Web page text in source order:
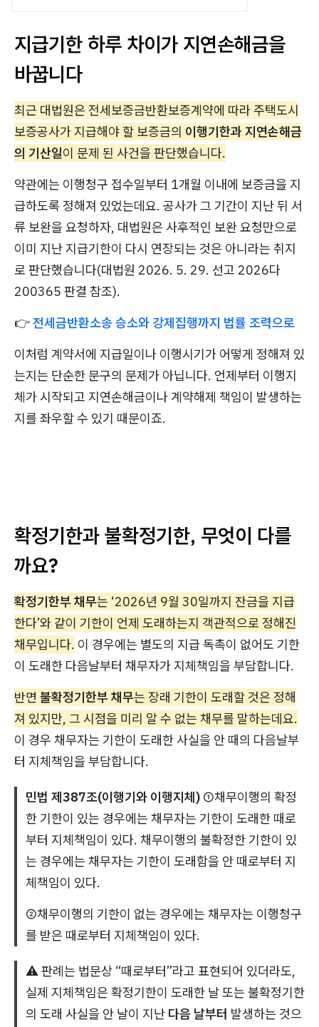
지급기한 하루 차이가 지연손해금을
바꿉니다
최근 대법원은 전세보증금반환보증계약에 따라 주택도시
보증공사가 지급해야 할 보증금의 이행기한과 지연손해금
의 기산일이 문제 된 사건을 판단했습니다.
약관에는 이행청구 접수일부터 1개월 이내에 보증금을 지
급하도록 정해져 있었는데요. 공사가 그 기간이 지난 뒤 서
류 보완을 요청하자, 대법원은 사후적인 보완 요청만으로
이미 지난 지급기한이 다시 연장되는 것은 아니라는 취지
로 판단했습니다(대법원 2026. 5. 29. 선고 2026다
200365 판결 참조).
👉전세금반환소송 승소와 강제집행까지 법률 조력으로
이처럼 계약서에 지급일이나 이행시기가 어떻게 정해져 있
는지는 단순한 문구의 문제가 아닙니다. 언제부터 이행지
체가 시작되고 지연손해금이나 계약해제 책임이 발생하는
지를 좌우할 수 있기 때문이죠.
확정기한과 불확정기한, 무엇이 다를
까요?
확정기한부 채무는 ‘2026년 9월 30일까지 잔금을 지급
한다’와 같이 기한이 언제 도래하는지 객관적으로 정해진
채무입니다. 이 경우에는 별도의 지급 독촉이 없어도 기한
이 도래한 다음날부터 채무자가 지체책임을 부담합니다.
반면 불확정기한부 채무는 장래 기한이 도래할 것은 정해
져 있지만, 그 시점을 미리 알 수 없는 채무를 말하는데요.
이 경우 채무자는 기한이 도래한 사실을 안 때의 다음날부
터 지체책임을 부담합니다.
민법 제387조(이행기와 이행지체) ①채무이행의 확정
한 기한이 있는 경우에는 채무자는 기한이 도래한 때로
부터 지체책임이 있다. 채무이행의 불확정한 기한이 있
는 경우에는 채무자는 기한이 도래함을 안 때로부터 지
체책임이 있다.
②채무이행의 기한이 없는 경우에는 채무자는 이행청구
를 받은 때로부터 지체책임이 있다.
⚠️ 판례는 법문상 “때로부터”라고 표현되어 있더라도,
실제 지체책임은 확정기한이 도래한 날 또는 불확정기한
의 도래 사실을 안 날이 지난 다음 날부터 발생하는 것으